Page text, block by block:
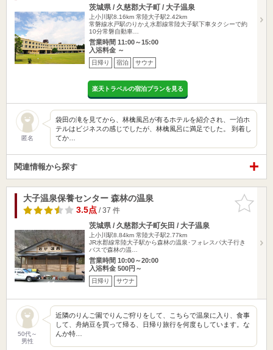
茨城県 / 久慈郡大子町 / 大子温泉
上小川駅8.16km 常陸大子駅2.42km
常磐線水戸駅のりかえ水郡線常陸大子駅下車タクシーで約
10分常磐自動車…
営業時間 11:00～15:00
入浴料金 ～
日帰り 宿泊 サウナ
楽天トラベルの宿泊プランを見る
匿名
袋田の滝を見てから、林檎風呂が有るホテルを紹介され、一泊ホ
テルはビジネスの感じでしたが、林檎風呂に満足でした。 到着し
てか…
関連情報から探す
お気に入
りに追加
大子温泉保養センター 森林の温泉
3.5点/ 37 件
茨城県 / 久慈郡大子町矢田 / 大子温泉
上小川駅8.84km 常陸大子駅2.77km
JR水郡線常陸大子駅から森林の温泉･フォレスパ大子行き
バスで森林の温…
営業時間 10:00～20:00
入浴料金 500円～
日帰り サウナ
50代～
男性
近隣のりんご園でりんご狩りをして、こちらで温泉に入り、食事
して、舟納豆を買って帰る、日帰り旅行を何度もしています。な
んか特…